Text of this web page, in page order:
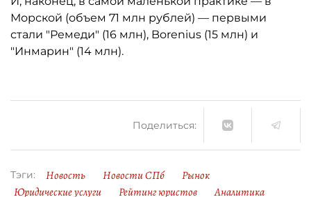
Морской (объем 71 млн рублей) — первыми
стали "Ремеди" (16 млн), Borenius (15 млн) и
"Инмарин" (14 млн).
Поделиться:
Тэги: Новость Новости СПб
Рынок
Юридические услуги
Рейтинг юристов
Аналитика